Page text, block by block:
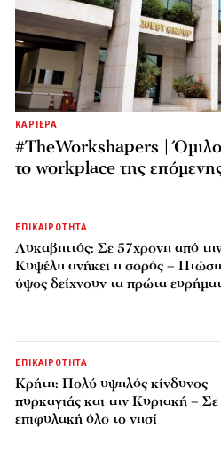
ΚΑΡΙΕΡΑ
#TheWorkshapers |
το workplace της
ΕΠΙΚΑΙΡΟΤΗΤΑ
Λυκαβηττός: Σε 57χρονη από
Κυψέλη ανήκει η σορός –
ύψος δείχνουν τα πρώτα
ΕΠΙΚΑΙΡΟΤΗΤΑ
Κρήτη: Πολύ υψηλός κίνδυνος
πυρκαγιάς και την Κυριακή – Σε
επιφυλακή όλο το νησί